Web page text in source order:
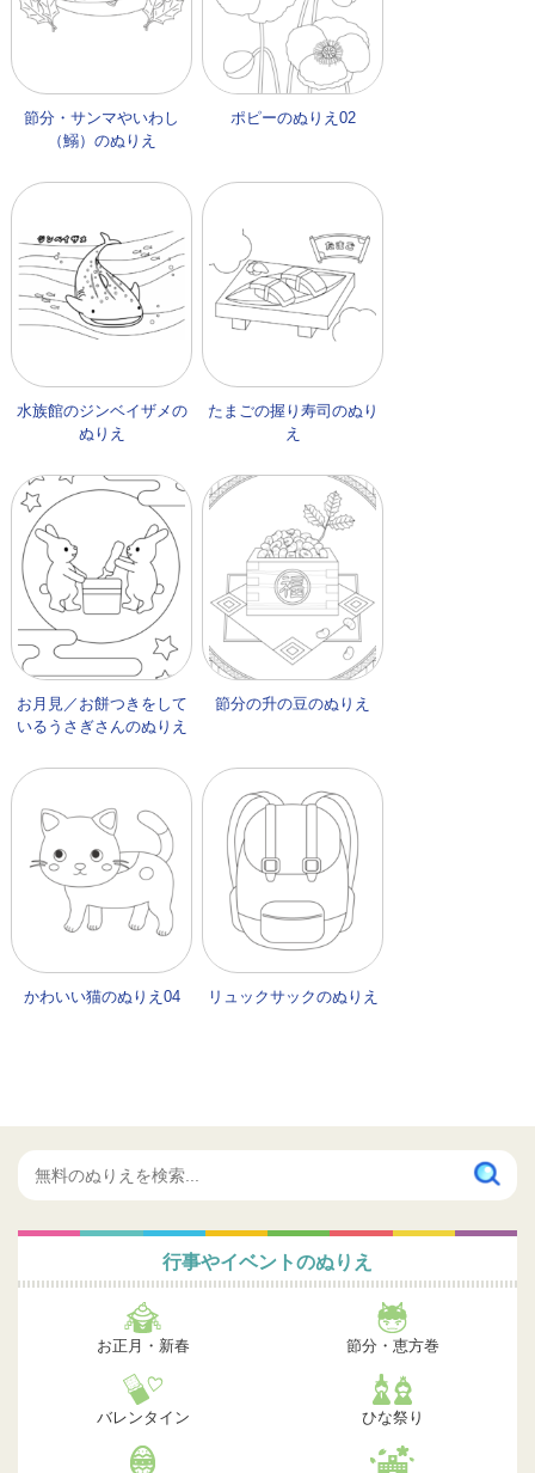
節分・サンマやいわし
（鰯）のぬりえ
ポピーのぬりえ02
水族館のジンベイザメの
ぬりえ
たまごの握り寿司のぬり
え
お月見／お餅つきをして
いるうさぎさんのぬりえ
節分の升の豆のぬりえ
かわいい猫のぬりえ04 リュックサックのぬりえ
行事やイベントのぬりえ
お正月・新春 節分・恵方巻
バレンタイン ひな祭り